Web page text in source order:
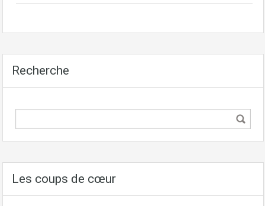
Recherche
Les coups de cœur